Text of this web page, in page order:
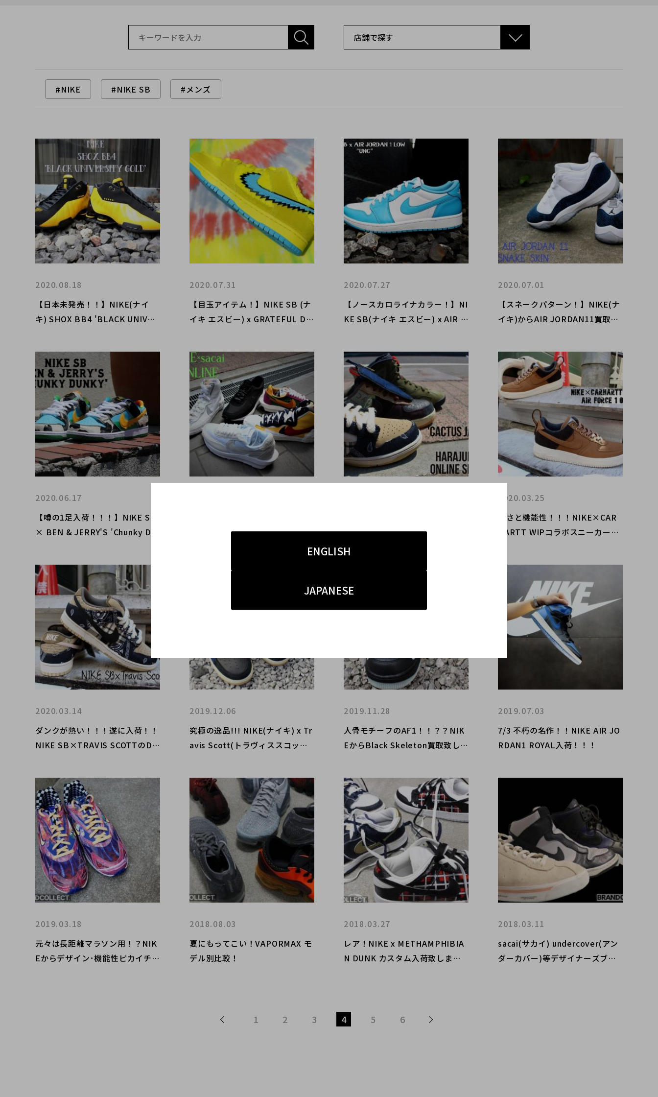
ENGLISH
JAPANESE
#NIKE #NIKE SB #メンズ
【日本未発売！！】NIKE(ナイ
キ) SHOX BB4 'BLACK UNIVER
2020.08.18
​【目玉アイテム！】NIKE SB (ナ
イキ エスビー) x GRATEFUL DE
2020.07.31
​【ノースカロライナカラー！】NI
KE SB(ナイキ エスビー) x AIR J
2020.07.27
【スネークパターン！】NIKE(ナ
イキ)からAIR JORDAN11買取致
2020.07.01
​【噂の1足入荷！！！】NIKE SB
× BEN & JERRY'S 'Chunky Du
2020.06.17
集】NIKE × sacaiのスニーカー
SHOPよりNIKE×Cactus Jack特
集です!!!!
渋さと機能性！！！NIKE×CAR
HARTT WIPコラボスニーカー買
2020.03.25
ダンクが熱い！！！遂に入荷！！
NIKE SB×TRAVIS SCOTTのDu
2020.03.14
究極の逸品!!! NIKE(ナイキ) x Tr
avis Scott(トラヴィススコット)
2019.12.06
人骨モチーフのAF1！！？？NIK
EからBlack Skeleton買取致しま
2019.11.28
7/3 不朽の名作！！NIKE AIR JO
RDAN1 ROYAL入荷！！！
2019.07.03
元々は長距離マラソン用！？NIK
Eからデザイン･機能性ピカイチな
2019.03.18
夏にもってこい！VAPORMAX モ
デル別比較！
2018.08.03
レア！NIKE x METHAMPHIBIA
N DUNK カスタム入荷致しまし
2018.03.27
sacai(サカイ) undercover(アン
ダーカバー)等デザイナーズブラ
2018.03.11
1 2 3 4 5 6